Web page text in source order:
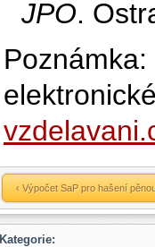
JPO.
‹ Výpočet SaP pro hašení
Kategorie: